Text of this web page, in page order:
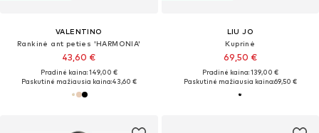
VALENTINO
Rankinė ant peties 'HARMONIA'
43,60 €
Pradinė kaina: 149,00 €
Paskutinė mažiausia kaina:43,60 €
LIU JO
Kuprinė
69,50 €
Pradinė kaina: 139,00 €
Paskutinė mažiausia kaina:69,50 €